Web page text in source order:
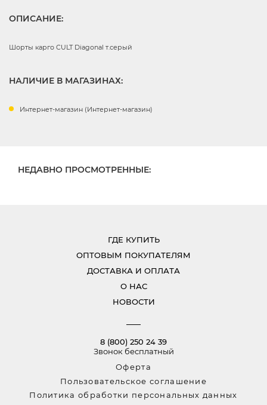
ОПИСАНИЕ:
Шорты карго CULT Diagonal т.серый
НАЛИЧИЕ В МАГАЗИНАХ:
Интернет-магазин (Интернет-магазин)
НЕДАВНО ПРОСМОТРЕННЫЕ:
ГДЕ КУПИТЬ
ОПТОВЫМ ПОКУПАТЕЛЯМ
ДОСТАВКА И ОПЛАТА
О НАС
НОВОСТИ
8 (800) 250 24 39
Звонок бесплатный
Оферта
Пользовательское соглашение
Политика обработки персональных данных